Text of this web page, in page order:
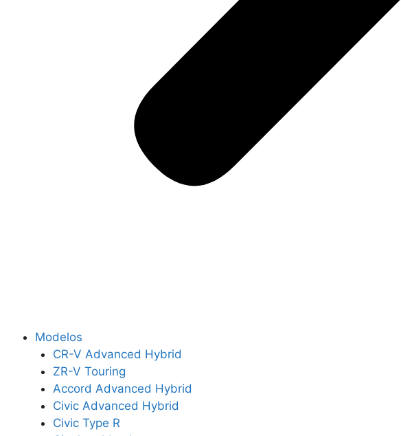
Modelos
CR-V Advanced Hybrid
ZR-V Touring
Accord Advanced Hybrid
Civic Advanced Hybrid
Civic Type R